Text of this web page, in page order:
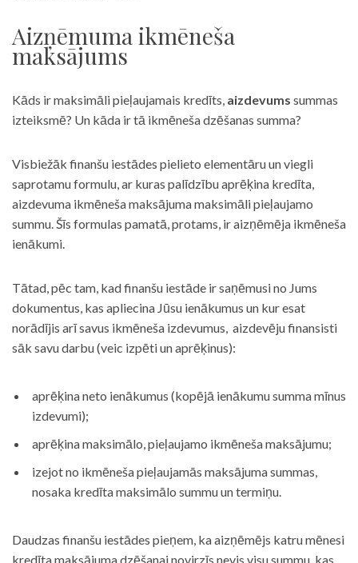
Aizņēmuma ikmēneša
maksājums
Kāds ir maksimāli pieļaujamais kredīts, aizdevums summas
izteiksmē? Un kāda ir tā ikmēneša dzēšanas summa?
Visbiežāk finanšu iestādes pielieto elementāru un viegli
saprotamu formulu, ar kuras palīdzību aprēķina kredīta,
aizdevuma ikmēneša maksājuma maksimāli pieļaujamo
summu. Šīs formulas pamatā, protams, ir aizņēmēja ikmēneša
ienākumi.
Tātad, pēc tam, kad finanšu iestāde ir saņēmusi no Jums
dokumentus, kas apliecina Jūsu ienākumus un kur esat
norādījis arī savus ikmēneša izdevumus, aizdevēju finansisti
sāk savu darbu (veic izpēti un aprēķinus):
aprēķina neto ienākumus (kopējā ienākumu summa mīnus
izdevumi);
aprēķina maksimālo, pieļaujamo ikmēneša maksājumu;
izejot no ikmēneša pieļaujamās maksājuma summas,
nosaka kredīta maksimālo summu un termiņu.
Daudzas finanšu iestādes pieņem, ka aizņēmējs katru mēnesi
kredīta maksājuma dzēšanai novirzīs nevis visu summu, kas